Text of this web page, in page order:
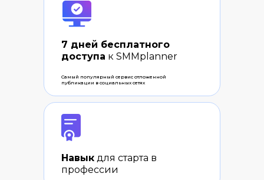
7 дней бесплатного
доступа к SMMplanner
Навык для старта в
профессии
Самый популярный сервис отложенной
публикации в социальных сетях